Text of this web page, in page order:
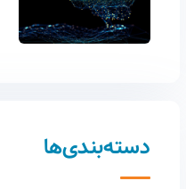
دسته‌بندی‌ها